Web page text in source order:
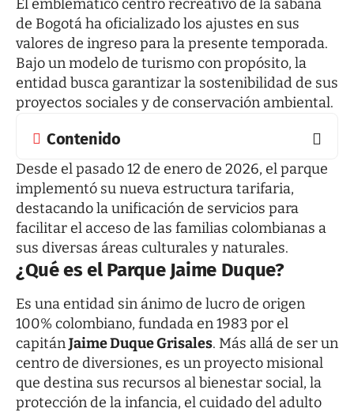
El emblemático centro recreativo de la sabana
de Bogotá ha oficializado los ajustes en sus
valores de ingreso para la presente temporada.
Bajo un modelo de turismo con propósito, la
entidad busca garantizar la sostenibilidad de sus
proyectos sociales y de conservación ambiental.
Contenido
Desde el pasado 12 de enero de 2026, el parque
implementó su nueva estructura tarifaria,
destacando la unificación de servicios para
facilitar el acceso de las familias colombianas a
sus diversas áreas culturales y naturales.
¿Qué es el Parque Jaime Duque?
Es una entidad sin ánimo de lucro de origen
100% colombiano, fundada en 1983 por el
capitánJaime Duque Grisales. Más allá de ser un
centro de diversiones, es un proyecto misional
que destina sus recursos al bienestar social, la
protección de la infancia, el cuidado del adulto